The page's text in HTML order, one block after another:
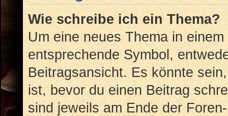
Wie schreibe ich ein Thema?
Um eine neues Thema in
entsprechende Symbol,
Beitragsansicht. Es könnte
ist, bevor du einen Beitrag
sind jeweils am Ende der